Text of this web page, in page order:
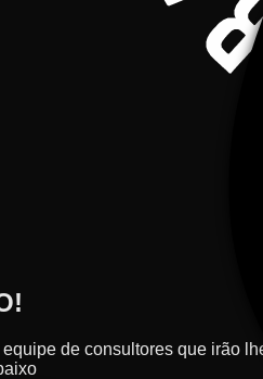
de consultores que irão